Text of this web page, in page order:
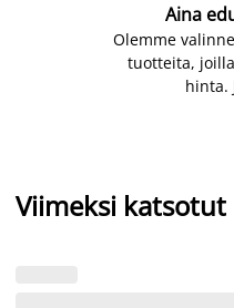
Aina
Olemme
tuotteita,
hinta.
Viimeksi katsotut